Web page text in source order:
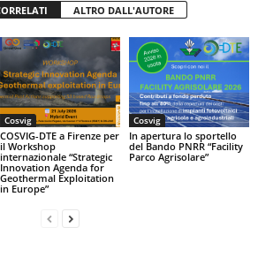
ALTRO DALL'AUTORE
Cosvig
COSVIG-DTE a Firenze per
il Workshop
internazionale “Strategic
Innovation Agenda for
Geothermal Exploitation
in Europe”
Cosvig
In apertura lo sportello
del Bando PNRR “Facility
Parco Agrisolare”